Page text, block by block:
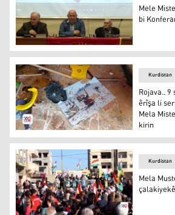
Mele Mistefa Barzanî li Batmanê
Mele
bi
Rojava.. 9 sazî û rêxistinên sivîl
Kurdistan
Rojava..
êrîşa li
Mela
kirin
Kurdistan
Mela